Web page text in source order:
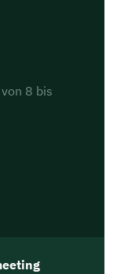
8 bis